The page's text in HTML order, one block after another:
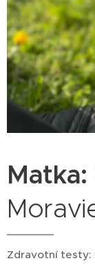
Matka:
Zdravotní testy: